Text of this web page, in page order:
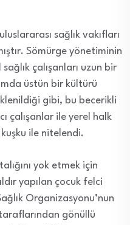
sağlık vakıfları
Sömürge yönetiminin
çalışanları uzun bir
üstün bir kültürü
gibi, bu becerikli
çalışanlar ile yerel halk
kuşku ile nitelendi.
yok etmek için
yapılan çocuk felci
Organizasyonu’nun
gönüllü